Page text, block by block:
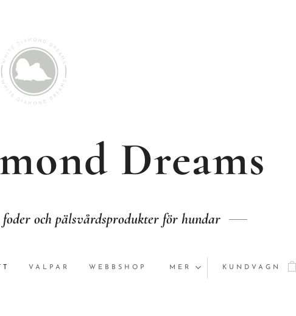
Dreams
och pälsvårdsprodukter för hundar
VALPAR WEBBSHOP MER KUNDVAGN